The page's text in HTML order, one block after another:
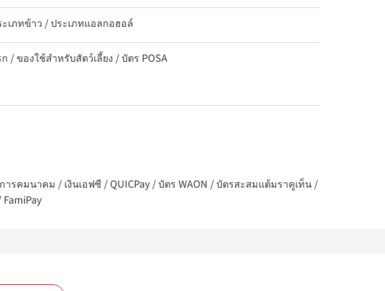
เภทข้าว / ประเภทแอลกอฮอล์
/ ของใช้สำหรับสัตว์เลี้ยง / บัตร POSA
ารคมนาคม / เงินเอฟซี / QUICPay / บัตร WAON / บัตรสะสมแต้มราคูเท็น /